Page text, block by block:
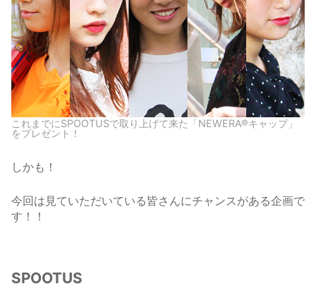
これまでにSPOOTUSで取り上げて来た「NEWERA®キャップ」
をプレゼント！
しかも！
今回は見ていただいている皆さんにチャンスがある企画で
す！！
SPOOTUS